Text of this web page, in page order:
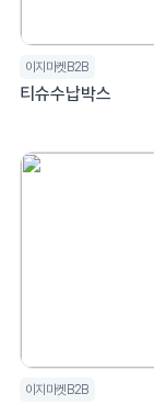
이지마켓B2B
티슈수납박스
이지마켓B2B